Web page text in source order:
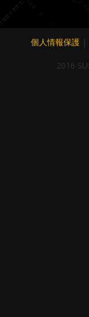
個人情報保護 |
2016